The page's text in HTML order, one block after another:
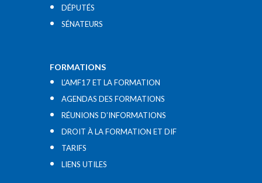
DÉPUTÉS
SÉNATEURS
FORMATIONS
L’AMF17 ET LA FORMATION
AGENDAS DES FORMATIONS
RÉUNIONS D’INFORMATIONS
DROIT À LA FORMATION ET DIF
TARIFS
LIENS UTILES​